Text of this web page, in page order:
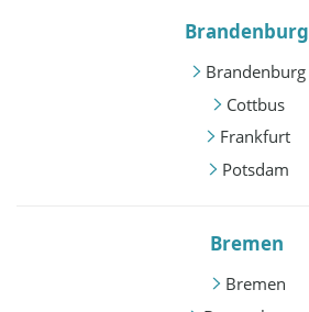
Brandenburg
Brandenburg
Cottbus
Frankfurt
Potsdam
Bremen
Bremen